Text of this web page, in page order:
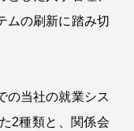
ムの刷新に踏み切
の当社の就業シス
2種類と、関係会